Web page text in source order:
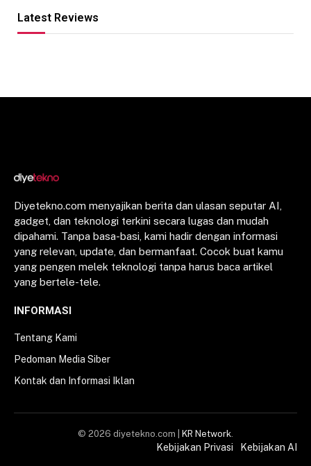
Latest Reviews
Diyetekno.com menyajikan berita dan ulasan seputar AI,
gadget, dan teknologi terkini secara lugas dan mudah
dipahami. Tanpa basa-basi, kami hadir dengan informasi
yang relevan, update, dan bermanfaat. Cocok buat kamu
yang pengen melek teknologi tanpa harus baca artikel
yang bertele-tele.
INFORMASI
Tentang Kami
Pedoman Media Siber
Kontak dan Informasi Iklan
© 2026 diyetekno.com | KR Network.
Kebijakan Privasi Kebijakan AI